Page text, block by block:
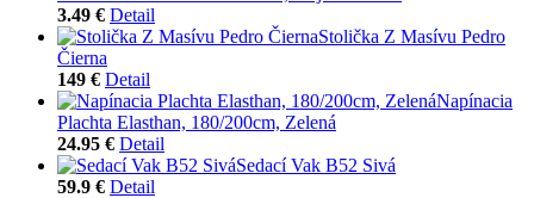
3.49 € Detail
Stolička Z Masívu Pedro
Čierna
149 € Detail
Napínacia
Plachta Elasthan, 180/200cm, Zelená
24.95 € Detail
Sedací Vak B52 Sivá
59.9 € Detail